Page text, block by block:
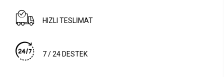
HIZLI TESLİMAT
7 / 24 DESTEK